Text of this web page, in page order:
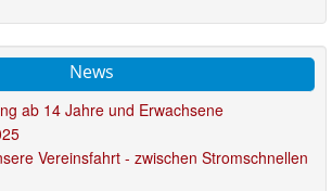
News
ab 14 Jahre und Erwachsene
Vereinsfahrt - zwischen Stromschnellen